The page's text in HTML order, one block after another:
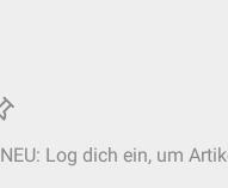
NEU: Log dich ein, um